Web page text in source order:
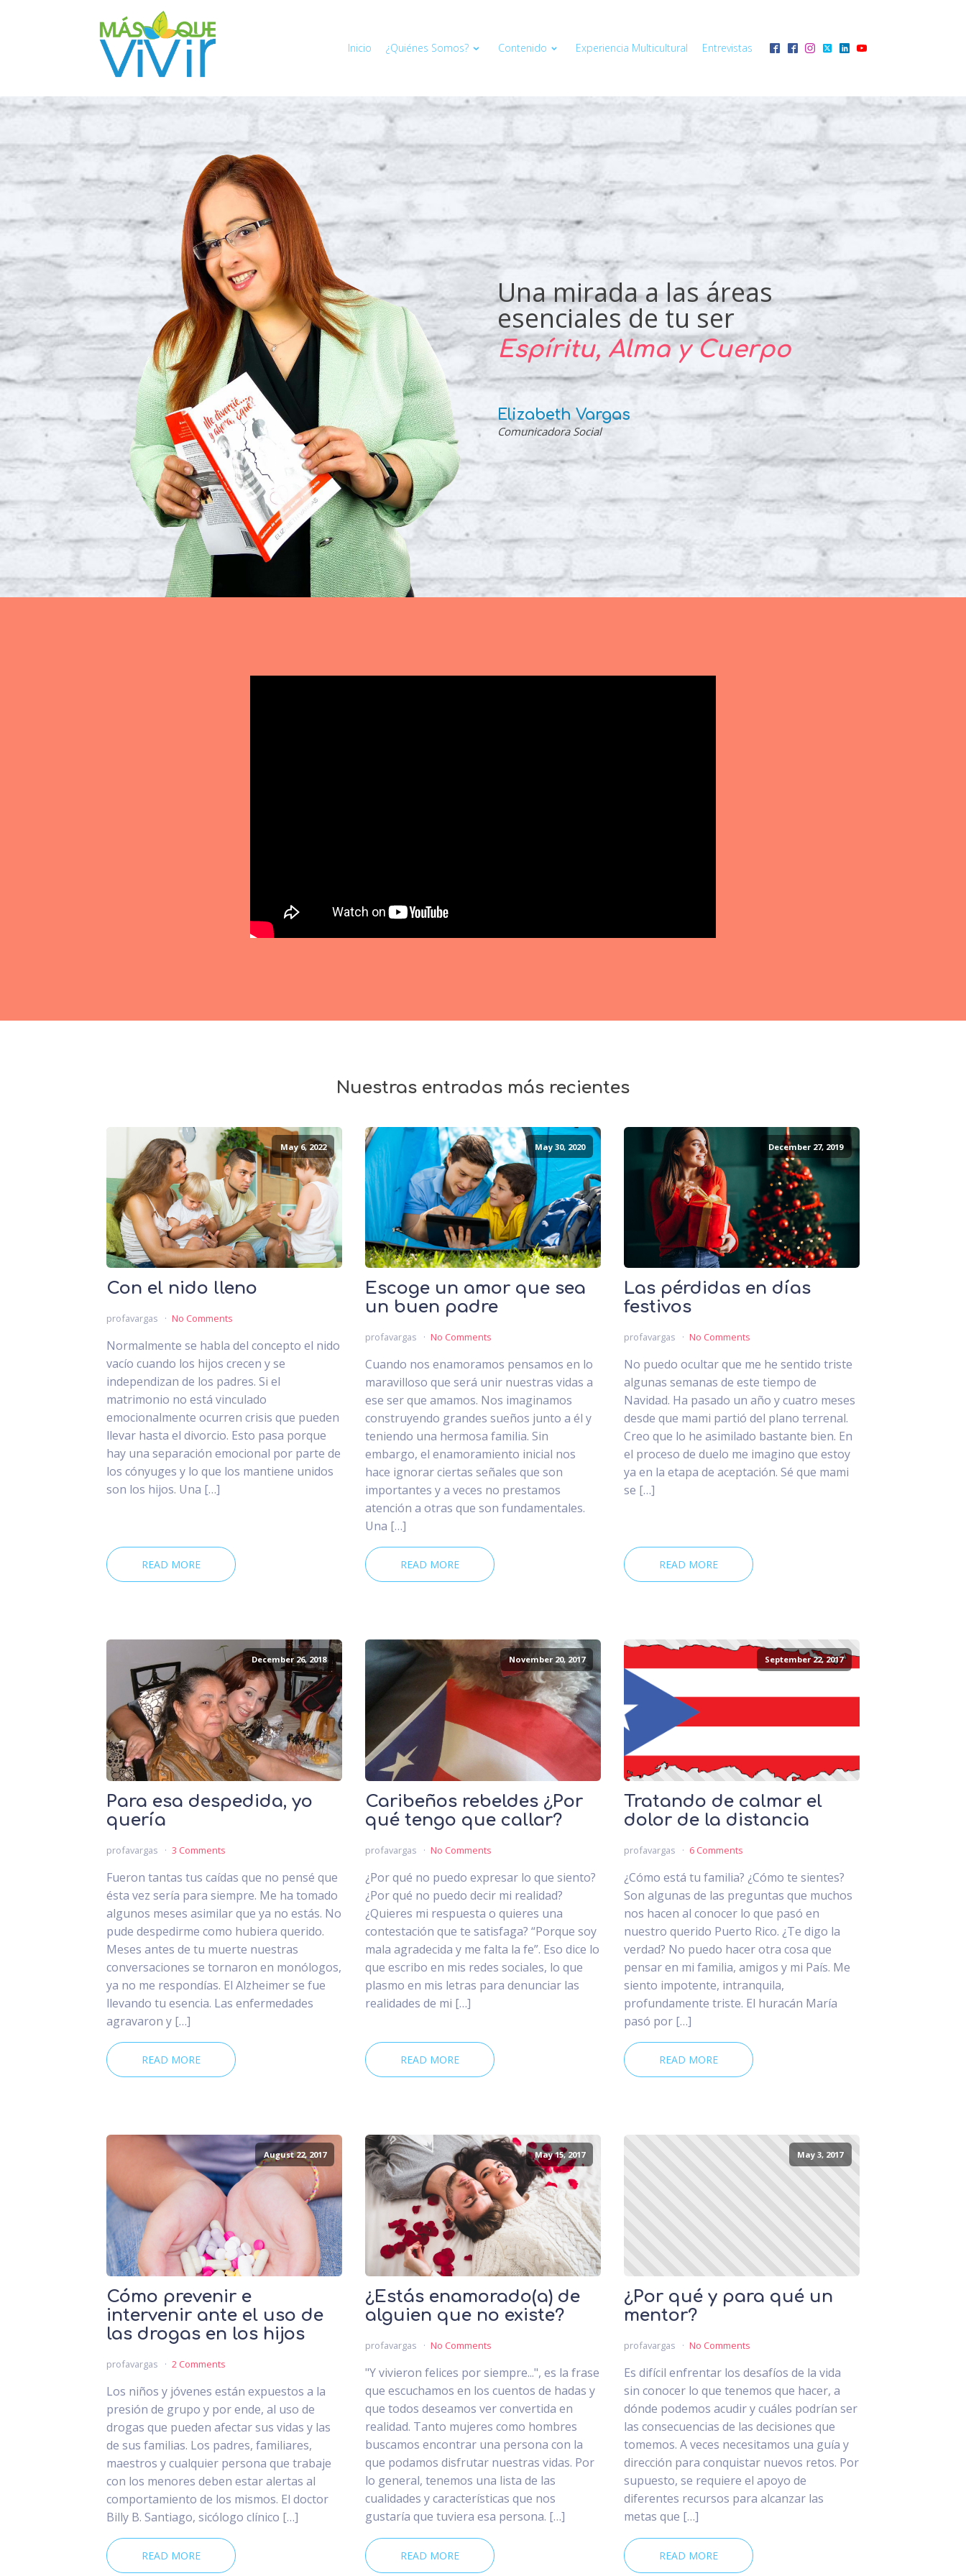
Inicio ¿Quiénes Somos? Contenido Experiencia Multicultural Entrevistas
Una mirada a las áreas
esenciales de tu ser
Espíritu, Alma y Cuerpo
Elizabeth Vargas
Comunicadora Social
Nuestras entradas más recientes
May 6, 2022
Con el nido lleno
profavargas No Comments
Normalmente se habla del concepto el nido
vacío cuando los hijos crecen y se
independizan de los padres. Si el
matrimonio no está vinculado
emocionalmente ocurren crisis que pueden
llevar hasta el divorcio. Esto pasa porque
hay una separación emocional por parte de
los cónyuges y lo que los mantiene unidos
son los hijos. Una […]
READ MORE
May 30, 2020
Escoge un amor que sea
un buen padre
profavargas No Comments
Cuando nos enamoramos pensamos en lo
maravilloso que será unir nuestras vidas a
ese ser que amamos. Nos imaginamos
construyendo grandes sueños junto a él y
teniendo una hermosa familia. Sin
embargo, el enamoramiento inicial nos
hace ignorar ciertas señales que son
importantes y a veces no prestamos
atención a otras que son fundamentales.
Una […]
READ MORE
December 27, 2019
Las pérdidas en días
festivos
profavargas No Comments
No puedo ocultar que me he sentido triste
algunas semanas de este tiempo de
Navidad. Ha pasado un año y cuatro meses
desde que mami partió del plano terrenal.
Creo que lo he asimilado bastante bien. En
el proceso de duelo me imagino que estoy
ya en la etapa de aceptación. Sé que mami
se […]
READ MORE
December 26, 2018
Para esa despedida, yo
quería
profavargas 3 Comments
Fueron tantas tus caídas que no pensé que
ésta vez sería para siempre. Me ha tomado
algunos meses asimilar que ya no estás. No
pude despedirme como hubiera querido.
Meses antes de tu muerte nuestras
conversaciones se tornaron en monólogos,
ya no me respondías. El Alzheimer se fue
llevando tu esencia. Las enfermedades
agravaron y […]
READ MORE
November 20, 2017
Caribeños rebeldes ¿Por
qué tengo que callar?
profavargas No Comments
¿Por qué no puedo expresar lo que siento?
¿Por qué no puedo decir mi realidad?
¿Quieres mi respuesta o quieres una
contestación que te satisfaga? “Porque soy
mala agradecida y me falta la fe”. Eso dice lo
que escribo en mis redes sociales, lo que
plasmo en mis letras para denunciar las
realidades de mi […]
READ MORE
September 22, 2017
Tratando de calmar el
dolor de la distancia
profavargas 6 Comments
¿Cómo está tu familia? ¿Cómo te sientes?
Son algunas de las preguntas que muchos
nos hacen al conocer lo que pasó en
nuestro querido Puerto Rico. ¿Te digo la
verdad? No puedo hacer otra cosa que
pensar en mi familia, amigos y mi País. Me
siento impotente, intranquila,
profundamente triste. El huracán María
pasó por […]
READ MORE
August 22, 2017
Cómo prevenir e
intervenir ante el uso de
las drogas en los hijos
profavargas 2 Comments
Los niños y jóvenes están expuestos a la
presión de grupo y por ende, al uso de
drogas que pueden afectar sus vidas y las
de sus familias. Los padres, familiares,
maestros y cualquier persona que trabaje
con los menores deben estar alertas al
comportamiento de los mismos. El doctor
Billy B. Santiago, sicólogo clínico […]
READ MORE
May 15, 2017
¿Estás enamorado(a) de
alguien que no existe?
profavargas No Comments
"Y vivieron felices por siempre...", es la frase
que escuchamos en los cuentos de hadas y
que todos deseamos ver convertida en
realidad. Tanto mujeres como hombres
buscamos encontrar una persona con la
que podamos disfrutar nuestras vidas. Por
lo general, tenemos una lista de las
cualidades y características que nos
gustaría que tuviera esa persona. […]
READ MORE
May 3, 2017
¿Por qué y para qué un
mentor?
profavargas No Comments
Es difícil enfrentar los desafíos de la vida
sin conocer lo que tenemos que hacer, a
dónde podemos acudir y cuáles podrían ser
las consecuencias de las decisiones que
tomemos. A veces necesitamos una guía y
dirección para conquistar nuevos retos. Por
supuesto, se requiere el apoyo de
diferentes recursos para alcanzar las
metas que […]
READ MORE